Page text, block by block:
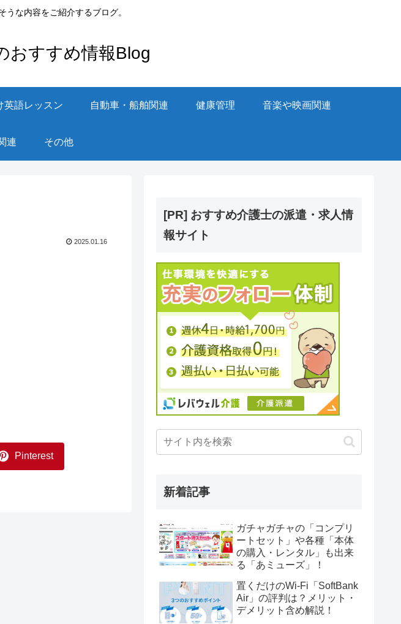
な内容をご紹介するブログ。
おすすめ情報Blog
英語レッスン 自動車・船舶関連 健康管理 音楽や映画関連
連 その他
2025.01.16
Pinterest
[PR] おすすめ介護士の派遣・求人情
報サイト
新着記事
ガチャガチャの「コンプリ
ートセット」や各種「本体
の購入・レンタル」も出来
る「あミューズ」！
置くだけのWi-Fi「SoftBank
Air」の評判は？メリット・
デメリット含め解説！